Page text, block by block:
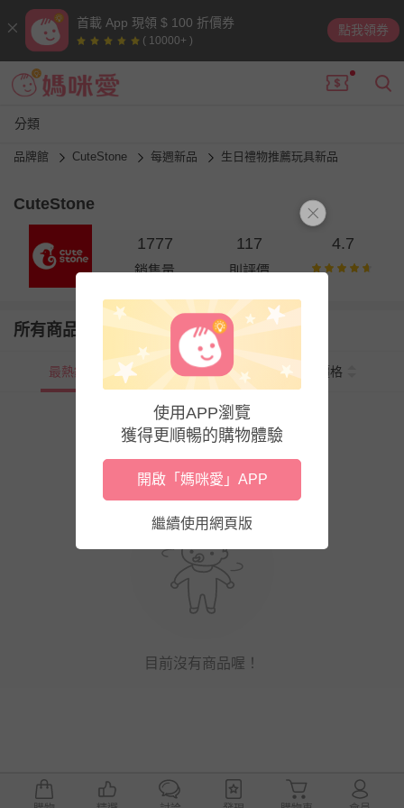
首載 App 現領 $ 100 折價券
( 10000+ )
點我領券
分類
品牌館 CuteStone 每週新品 生日禮物推薦玩具新品
CuteStone
1777
銷售量
117
則評價
4.7
所有商品
最熱銷 新上市 價格
目前沒有商品喔！
使用APP瀏覽
獲得更順暢的購物體驗
開啟「媽咪愛」APP
繼續使用網頁版